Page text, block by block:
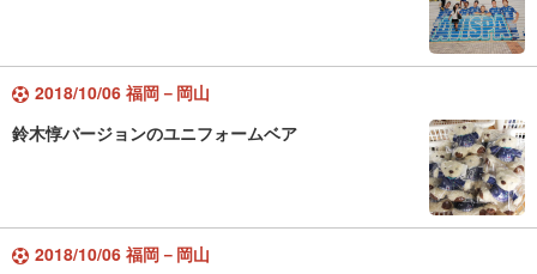
2018/10/06 福岡－岡山
鈴木惇バージョンのユニフォームベア
2018/10/06 福岡－岡山